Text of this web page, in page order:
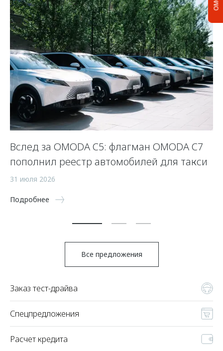
Вслед за OMODA C5: флагман OMODA C7
пополнил реестр автомобилей для такси
31 июля 2026
Подробнее
Все предложения
Заказ тест-драйва
Спецпредложения
Расчет кредита